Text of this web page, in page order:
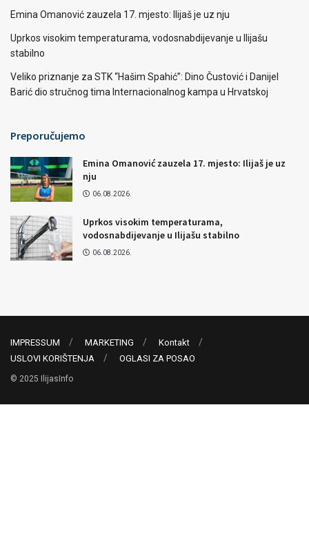
Emina Omanović zauzela 17. mjesto: Ilijaš je uz nju
Uprkos visokim temperaturama, vodosnabdijevanje u Ilijašu
stabilno
Veliko priznanje za STK “Hašim Spahić”: Dino Čustović i Danijel
Barić dio stručnog tima Internacionalnog kampa u Hrvatskoj
Preporučujemo
Emina Omanović zauzela 17. mjesto: Ilijaš je uz
nju
06.08.2026.
Uprkos visokim temperaturama,
vodosnabdijevanje u Ilijašu stabilno
06.08.2026.
IMPRESSUM MARKETING
Kontakt
USLOVI KORIŠTENJA
OGLASI ZA POSAO
© 2025 IlijasInfo